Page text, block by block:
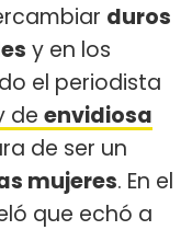
duros
y en los
el periodista
de envidiosa
de ser un
mujeres. En el
que echó a